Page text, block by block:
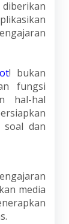
! bukan
fungsi
hal-hal
soal dan
media